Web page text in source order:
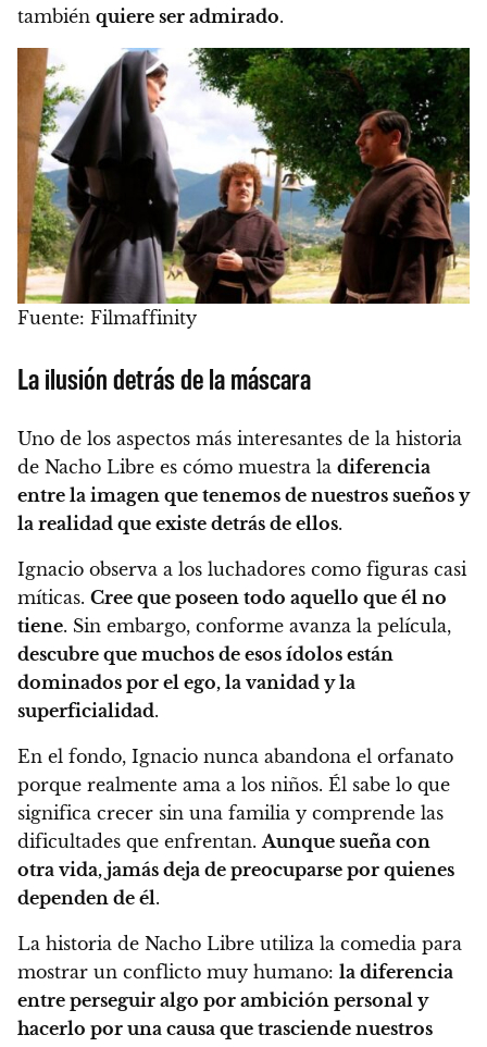
también quiere ser admirado.
Fuente: Filmaffinity
La ilusión detrás de la máscara
Uno de los aspectos más interesantes de la historia
de Nacho Libre es cómo muestra la diferencia
entre la imagen que tenemos de nuestros sueños y
la realidad que existe detrás de ellos.
Ignacio observa a los luchadores como figuras casi
míticas. Cree que poseen todo aquello que él no
tiene. Sin embargo, conforme avanza la película,
descubre que muchos de esos ídolos están
dominados por el ego, la vanidad y la
superficialidad.
En el fondo, Ignacio nunca abandona el orfanato
porque realmente ama a los niños. Él sabe lo que
significa crecer sin una familia y comprende las
dificultades que enfrentan. Aunque sueña con
otra vida, jamás deja de preocuparse por quienes
dependen de él.
La historia de Nacho Libre utiliza la comedia para
mostrar un conflicto muy humano: la diferencia
entre perseguir algo por ambición personal y
hacerlo por una causa que trasciende nuestros